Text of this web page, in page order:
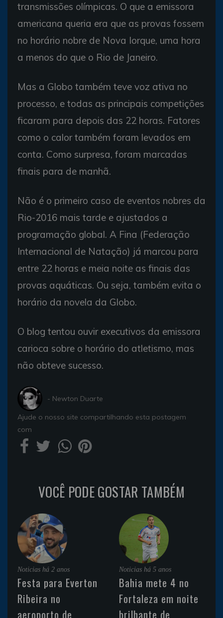
transmissões olímpicas. O que a emissora
americana queria era que as provas fossem
no horário nobre de Nova Iorque, uma hora
a menos do que o Rio de Janeiro.
Mas a Globo também teve voz ativa no
processo, e todas as principais competições
ficaram para depois das 22 horas. Fatores
como o calor também foram levados em
conta. Como surpresa, foram marcadas
finais para de manhã.
Não é o primeiro caso de eventos nobres da
Rio-2016 mais tarde e ajustados a
programação global. A Fina (Federação
Internacional de Natação) já marcou para
entre 22 horas e meia noite as finais das
provas aquáticas. Ou seja, também evita o
horário da novela da Globo.
O blog tentou ouvir executivos da emissora
carioca sobre o horário do atletismo, mas
não obteve sucesso.
- Newton Duarte
Ajude o nosso site compartilhando esta postagem
com
VOCÊ PODE GOSTAR TAMBÉM
Noticias há 2 anos
Festa para Everton
Ribeira no
aeroporto de
Noticias há 5 anos
Bahia mete 4 no
Fortaleza em noite
brilhante de